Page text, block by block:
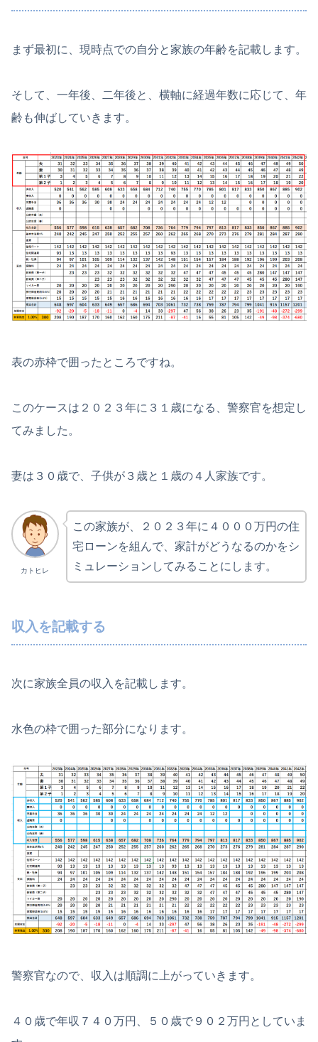
まず最初に、現時点での自分と家族の年齢を記載します。
そして、一年後、二年後と、横軸に経過年数に応じて、年
齢も伸ばしていきます。
表の赤枠で囲ったところですね。
このケースは２０２３年に３１歳になる、警察官を想定し
てみました。
妻は３０歳で、子供が３歳と１歳の４人家族です。
カトヒレ
この家族が、２０２３年に４０００万円の住
宅ローンを組んで、家計がどうなるのかをシ
ミュレーションしてみることにします。
収入を記載する
次に家族全員の収入を記載します。
水色の枠で囲った部分になります。
警察官なので、収入は順調に上がっていきます。
４０歳で年収７４０万円、５０歳で９０２万円としていま